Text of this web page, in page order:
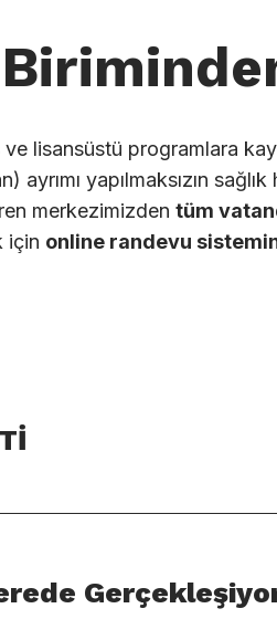
lisansüstü programlara
yapılmaksızın
merkezimizden tüm
için online randevu